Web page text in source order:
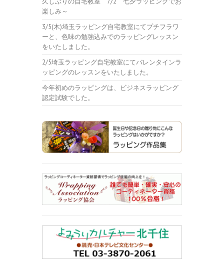
楽しみ～
3/5(木)埼玉ラッピング自宅教室にてプチフラワ
ーと、色味の勉強込みでのラッピングレッスン
をいたしました。
2/5埼玉ラッピング自宅教室にてバレンタインラ
ッピングのレッスンをいたしました。
今年初めのラッピングは、ビジネスラッピング
認定試験でした。